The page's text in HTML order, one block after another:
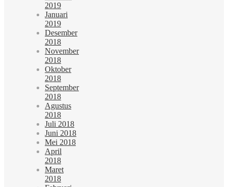
2019
Januari
2019
Desember
2018
November
2018
Oktober
2018
September
2018
Agustus
2018
Juli 2018
Juni 2018
Mei 2018
April
2018
Maret
2018